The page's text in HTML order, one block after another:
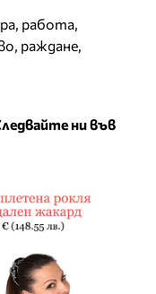
, работа,
, раждане,
ни във